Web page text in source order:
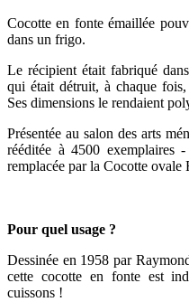
Cocotte en fonte émaillée
dans un frigo.
Le récipient était fabriqué
qui était détruit, à chaque
Ses dimensions le rendaient
Présentée au salon des arts
rééditée à 4500 exemplaires
remplacée par la Cocotte ovale
Pour quel usage ?
Dessinée en 1958 par
cette cocotte en fonte est
cuissons !